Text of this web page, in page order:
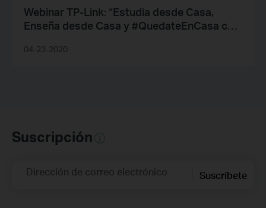
Webinar TP-Link: “Estudia desde Casa,
Enseña desde Casa y #QuedateEnCasa con
04-23-2020
Suscripción
Dirección de correo electrónico Suscríbete